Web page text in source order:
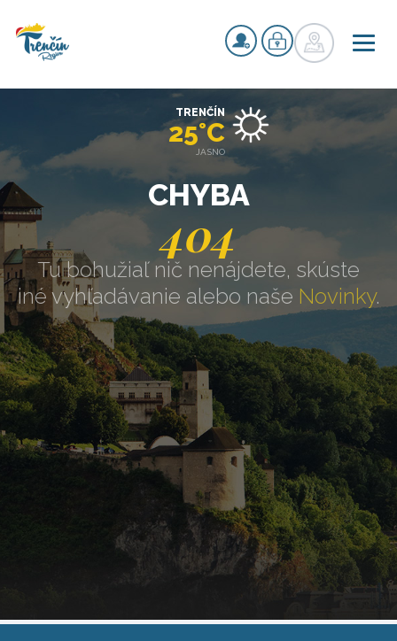
CHYBA
404
Tu bohužiaľ nič nenájdete, skúste
iné vyhľadávanie alebo naše Novinky.
TRENČÍN
25°C
JASNO